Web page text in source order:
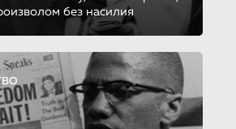
без насилия